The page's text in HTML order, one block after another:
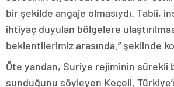
bir şekilde angaje olmasıydı. Tabii,
ihtiyaç duyulan bölgelere
beklentilerimiz arasında.” şeklinde
Öte yandan, Suriye rejiminin sürekli
sunduğunu söyleyen Keçeli,